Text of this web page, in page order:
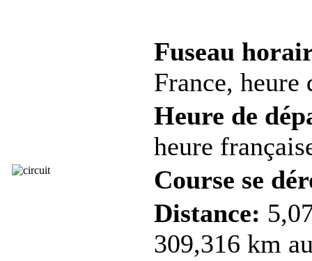
Fuseau
France, heure
Heure de
heure
Course se
Distance:
309,316 km